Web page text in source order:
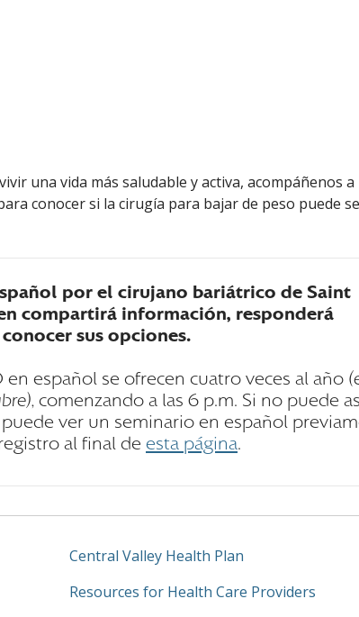
una vida más saludable y activa, acompáñenos a
conocer si la cirugía para bajar de peso puede
por el cirujano bariátrico de Saint
compartirá información, responderá
sus opciones.
español se ofrecen cuatro veces al año
, comenzando a las 6 p.m. Si no puede
ver un seminario en español
al final de esta página.
Central Valley Health Plan
Resources for Health Care Providers